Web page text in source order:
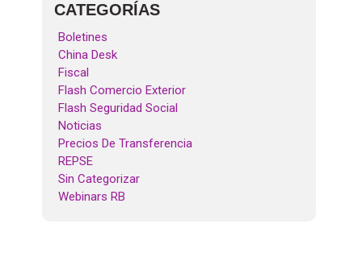
CATEGORÍAS
Boletines
China Desk
Fiscal
Flash Comercio Exterior
Flash Seguridad Social
Noticias
Precios De Transferencia
REPSE
Sin Categorizar
Webinars RB